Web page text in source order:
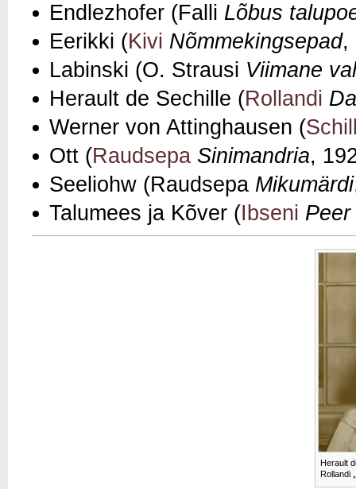
Endlezhofer (Falli Lõbus
Eerikki (Kivi Nõmmekingsepad,
Labinski (O. Strausi Viimane
Herault de Sechille (Rollandi
Werner von Attinghausen (
Ott (Raudsepa Sinimandria,
Seeliohw (Raudsepa Mikumärdi
Talumees ja Kõver (Ibseni
Herault
Rollandi